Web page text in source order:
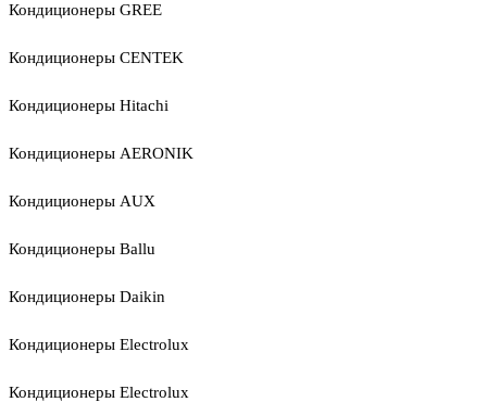
Кондиционеры GREE
Кондиционеры CENTEK
Кондиционеры Hitachi
Кондиционеры AERONIK
Кондиционеры AUX
Кондиционеры Ballu
Кондиционеры Daikin
Кондиционеры Electrolux
Кондиционеры Electrolux